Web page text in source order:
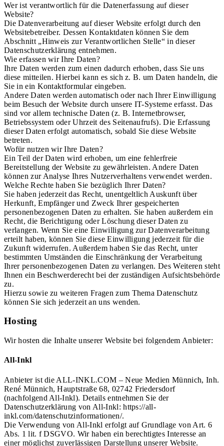
Wer ist verantwortlich für die Datenerfassung auf dieser
Website?
Die Datenverarbeitung auf dieser Website erfolgt durch den
Websitebetreiber. Dessen Kontaktdaten können Sie dem
Abschnitt „Hinweis zur Verantwortlichen Stelle“ in dieser
Datenschutzerklärung entnehmen.
Wie erfassen wir Ihre Daten?
Ihre Daten werden zum einen dadurch erhoben, dass Sie uns
diese mitteilen. Hierbei kann es sich z. B. um Daten handeln, die
Sie in ein Kontaktformular eingeben.
Andere Daten werden automatisch oder nach Ihrer Einwilligung
beim Besuch der Website durch unsere IT-Systeme erfasst. Das
sind vor allem technische Daten (z. B. Internetbrowser,
Betriebssystem oder Uhrzeit des Seitenaufrufs). Die Erfassung
dieser Daten erfolgt automatisch, sobald Sie diese Website
betreten.
Wofür nutzen wir Ihre Daten?
Ein Teil der Daten wird erhoben, um eine fehlerfreie
Bereitstellung der Website zu gewährleisten. Andere Daten
können zur Analyse Ihres Nutzerverhaltens verwendet werden.
Welche Rechte haben Sie bezüglich Ihrer Daten?
Sie haben jederzeit das Recht, unentgeltlich Auskunft über
Herkunft, Empfänger und Zweck Ihrer gespeicherten
personenbezogenen Daten zu erhalten. Sie haben außerdem ein
Recht, die Berichtigung oder Löschung dieser Daten zu
verlangen. Wenn Sie eine Einwilligung zur Datenverarbeitung
erteilt haben, können Sie diese Einwilligung jederzeit für die
Zukunft widerrufen. Außerdem haben Sie das Recht, unter
bestimmten Umständen die Einschränkung der Verarbeitung
Ihrer personenbezogenen Daten zu verlangen. Des Weiteren steht
Ihnen ein Beschwerderecht bei der zuständigen Aufsichtsbehörde
zu.
Hierzu sowie zu weiteren Fragen zum Thema Datenschutz
können Sie sich jederzeit an uns wenden.
Hosting
Wir hosten die Inhalte unserer Website bei folgendem Anbieter:
All-Inkl
Anbieter ist die ALL-INKL.COM – Neue Medien Münnich, Inh.
René Münnich, Hauptstraße 68, 02742 Friedersdorf
(nachfolgend All-Inkl). Details entnehmen Sie der
Datenschutzerklärung von All-Inkl: https://all-
inkl.com/datenschutzinformationen/.
Die Verwendung von All-Inkl erfolgt auf Grundlage von Art. 6
Abs. 1 lit. f DSGVO. Wir haben ein berechtigtes Interesse an
einer möglichst zuverlässigen Darstellung unserer Website.